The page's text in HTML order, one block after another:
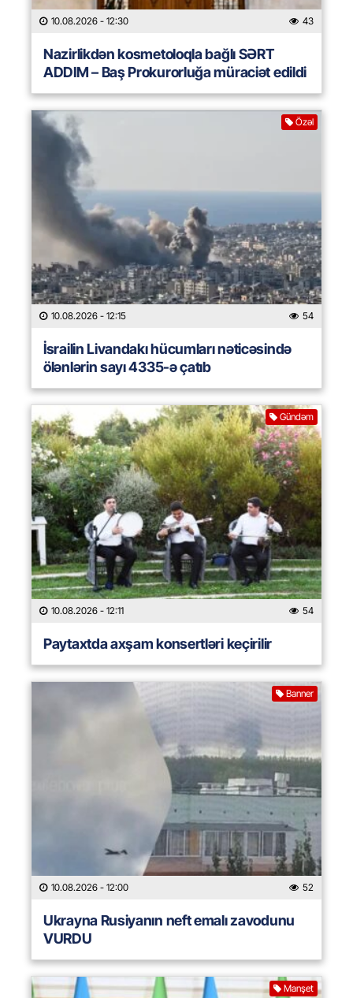
10.08.2026 - 12:30 43
Nazirlikdən kosmetoloqla bağlı SƏRT
ADDIM – Baş Prokurorluğa müraciət edildi
Özəl
10.08.2026 - 12:15 54
İsrailin Livandakı hücumları nəticəsində
ölənlərin sayı 4335-ə çatıb
Gündəm
10.08.2026 - 12:11 54
Paytaxtda axşam konsertləri keçirilir
Banner
10.08.2026 - 12:00 52
Ukrayna Rusiyanın neft emalı zavodunu
VURDU
Manşet